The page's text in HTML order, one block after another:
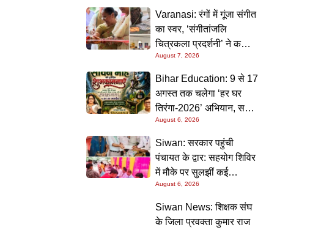
Varanasi: रंगों में गूंजा संगीत
का स्वर, ‘संगीतांजलि
चित्रकला प्रदर्शनी’ ने कला
प्रेमियों को किया मंत्रमुग्ध
August 7, 2026
Bihar Education: 9 से 17
अगस्त तक चलेगा ‘हर घर
तिरंगा-2026’ अभियान, सभी
स्कूलों को दिए गए विस्तृत
निर्देश
August 6, 2026
Siwan: सरकार पहुंची
पंचायत के द्वार: सहयोग शिविर
में मौके पर सुलझीं कई
समस्याएं, 30 दिन में समाधान
की गारंटी
August 6, 2026
Siwan News: शिक्षक संघ
के जिला प्रवक्ता कुमार राज